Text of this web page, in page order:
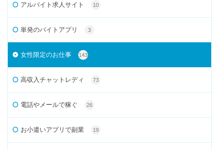
アルバイト求人サイト 10
単発のバイトアプリ 3
女性限定のお仕事 143
高収入チャットレディ 73
電話やメールで稼ぐ 26
お小遣いアプリで副業 19